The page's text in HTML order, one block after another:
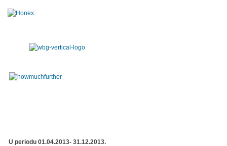
U periodu 01.04.2013- 31.12.2013.